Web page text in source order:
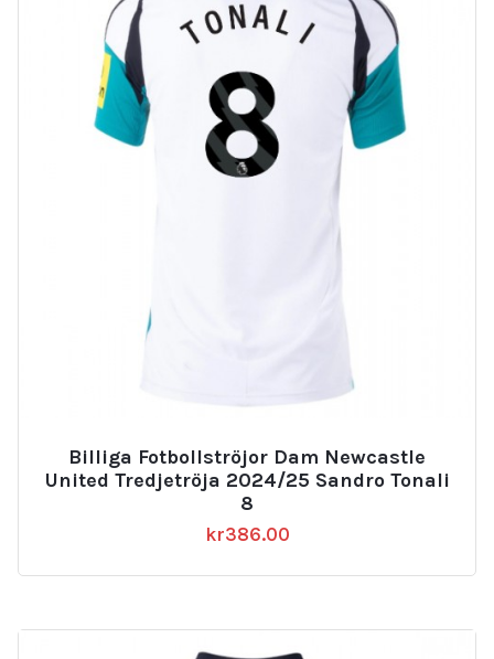
Billiga Fotbollströjor Dam Newcastle
United Tredjetröja 2024/25 Sandro Tonali
8
kr386.00